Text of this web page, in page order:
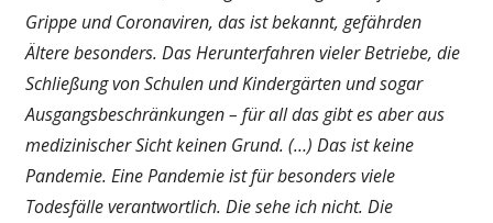
Grippe und Coronaviren, das ist bekannt, gefährden
Ältere besonders. Das Herunterfahren vieler Betriebe, die
Schließung von Schulen und Kindergärten und sogar
Ausgangsbeschränkungen – für all das gibt es aber aus
medizinischer Sicht keinen Grund. (…) Das ist keine
Pandemie. Eine Pandemie ist für besonders viele
Todesfälle verantwortlich. Die sehe ich nicht. Die